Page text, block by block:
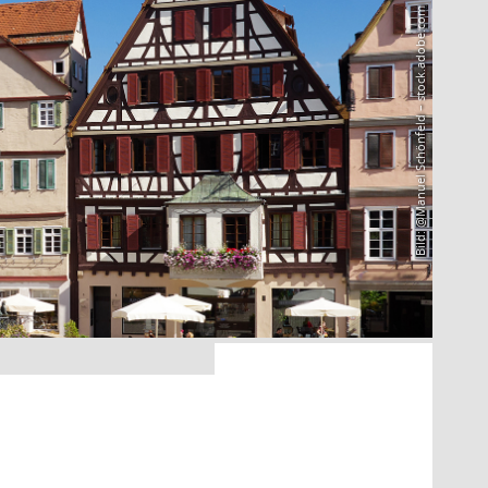
Bild: @Manuel Schönfeld – stock.adobe.com